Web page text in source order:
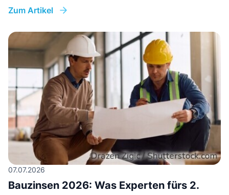
Zum Artikel
07.07.2026
Bauzinsen 2026: Was Experten fürs 2.